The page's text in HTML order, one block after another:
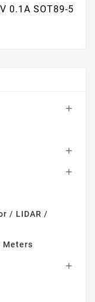
0.1A SOT89-5



/ LIDAR /
Meters
